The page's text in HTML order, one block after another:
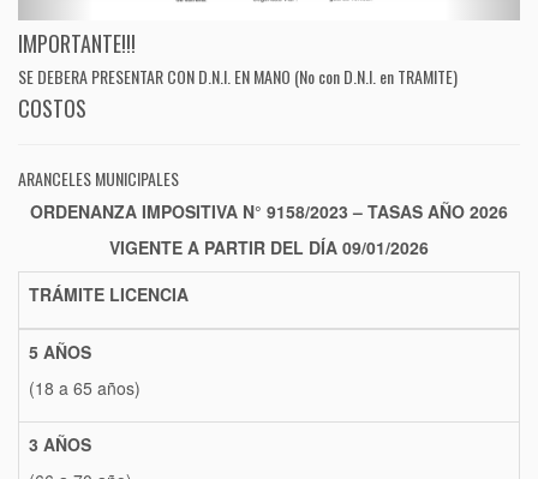
IMPORTANTE!!!
SE DEBERA PRESENTAR CON D.N.I. EN MANO (No con D.N.I. en TRAMITE)
COSTOS
ARANCELES MUNICIPALES
ORDENANZA IMPOSITIVA N° 9158/2023 – TASAS AÑO 2026
VIGENTE A PARTIR DEL DÍA 09/01/2026
TRÁMITE LICENCIA
5 AÑOS
(18 a 65 años)
3 AÑOS